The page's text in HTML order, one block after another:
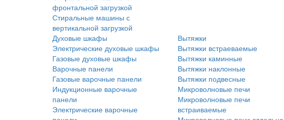
фронтальной загрузкой
Стиральные машины с
вертикальной загрузкой
Духовые шкафы
Электрические духовые шкафы
Газовые духовые шкафы
Варочные панели
Газовые варочные панели
Индукционные варочные
панели
Электрические варочные
Вытяжки
Вытяжки встраеваемые
Вытяжки каминные
Вытяжки наклонные
Вытяжки подвесные
Микроволновые печи
Микроволновые печи
встраиваемые